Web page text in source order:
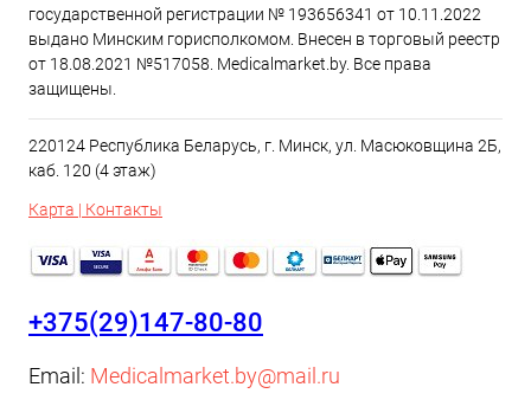
государственной регистрации № 193656341 от 10.11.2022
выдано Минским горисполкомом. Внесен в торговый реестр
от 18.08.2021 №517058. Medicalmarket.by. Все права
защищены.
220124 Республика Беларусь, г. Минск, ул. Масюковщина 2Б,
каб. 120 (4 этаж)
Карта | Контакты
+375(29)147-80-80
Email: Medicalmarket.by@mail.ru